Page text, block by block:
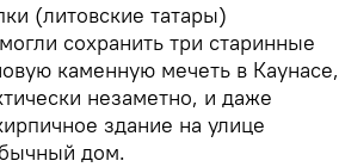
(литовские татары)
сохранить три старинные
каменную мечеть в Каунасе,
незаметно, и даже
здание на улице
дом.